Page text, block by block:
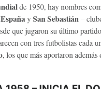
de 1950, hay nombres
ySan Sebastián–
que jugaron su último
con tres futbolistas cada
, los que más aportaron